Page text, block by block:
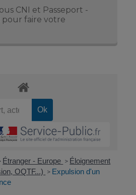
CNI et Passeport -
pour faire votre
Étranger - Europe > Éloignement
OQTF...) > Expulsion d'un